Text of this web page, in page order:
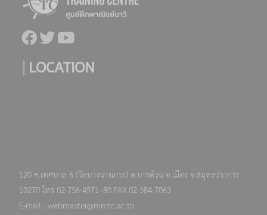
| LOCATION
120 ซ.เทศบาล 6 (วัดบางนางเกรง) ต.บางด้วน อ.เมือง จ.สมุทรปราการ
10270 โทร 02-756-4971–80 FAX.02-384-7063
E-mail : webmaster@mmtc.ac.th